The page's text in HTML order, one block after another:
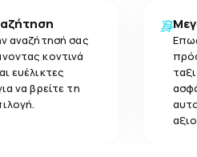
αναζήτησή σας
κοντινά
ευέλικτες
να βρείτε τη